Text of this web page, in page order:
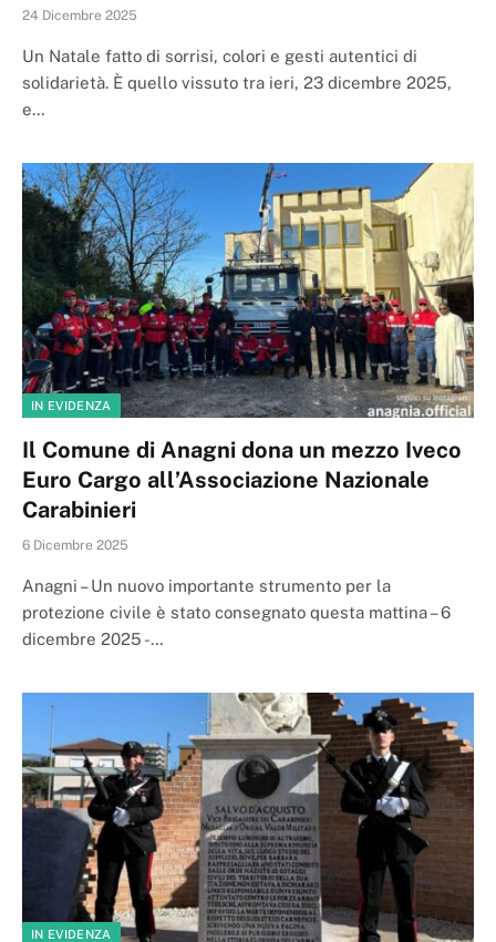
24 Dicembre 2025
Un Natale fatto di sorrisi, colori e gesti autentici di
solidarietà. È quello vissuto tra ieri, 23 dicembre 2025,
e…
IN EVIDENZA
Il Comune di Anagni dona un mezzo Iveco
Euro Cargo all’Associazione Nazionale
Carabinieri
6 Dicembre 2025
Anagni – Un nuovo importante strumento per la
protezione civile è stato consegnato questa mattina – 6
dicembre 2025 -…
IN EVIDENZA